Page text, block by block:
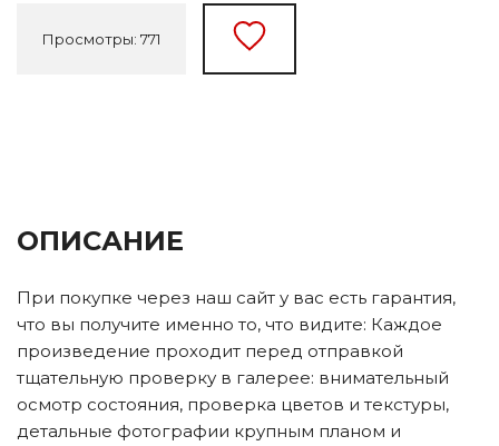
Просмотры: 771
ОПИСАНИЕ
При покупке через наш сайт у вас есть гарантия,
что вы получите именно то, что видите: Каждое
произведение проходит перед отправкой
тщательную проверку в галерее: внимательный
осмотр состояния, проверка цветов и текстуры,
детальные фотографии крупным планом и